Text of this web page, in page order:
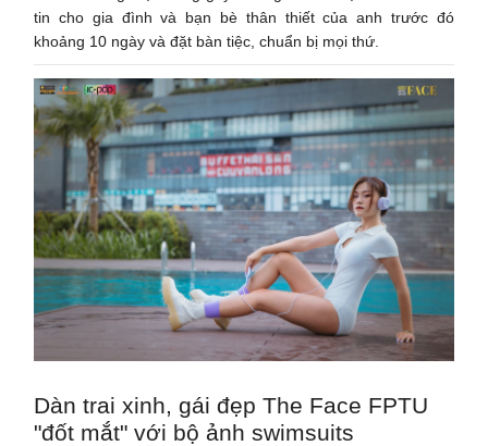
tin cho gia đình và bạn bè thân thiết của anh trước đó
khoảng 10 ngày và đặt bàn tiệc, chuẩn bị mọi thứ.
Dàn trai xinh, gái đẹp The Face FPTU
"đốt mắt" với bộ ảnh swimsuits